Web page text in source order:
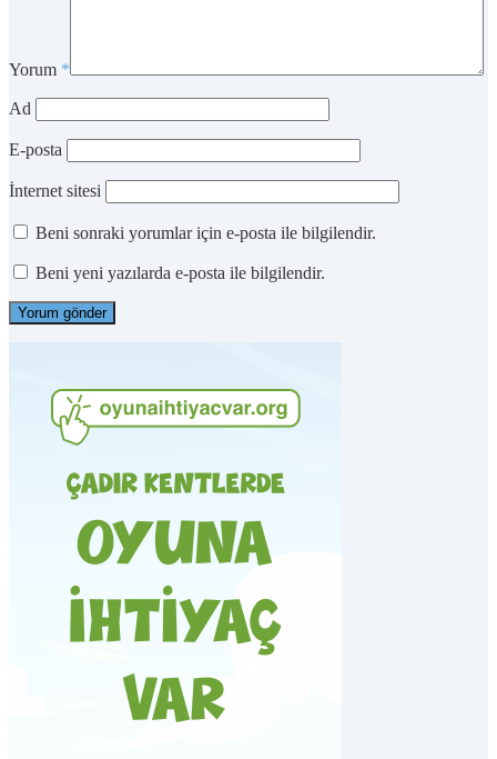
Yorum *
Ad
E-posta
İnternet sitesi
Beni sonraki yorumlar için e-posta ile bilgilendir.
Beni yeni yazılarda e-posta ile bilgilendir.